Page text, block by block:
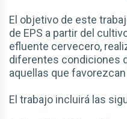
El objetivo de este
de EPS a partir del
efluente cervecero,
diferentes condiciones
aquellas que
El trabajo incluirá las